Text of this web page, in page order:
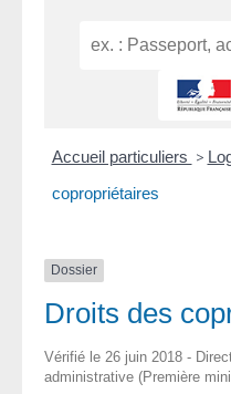
Accueil particuliers >
copropriétaires
Dossier
Droits des
Vérifié le 26 juin 2018 -
administrative (Première